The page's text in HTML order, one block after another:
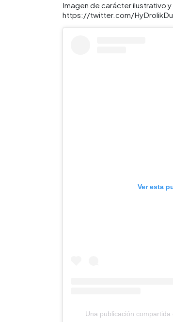
Imagen de carácter ilustrativo
https://twitter.com/
Ver esta
Una publicación